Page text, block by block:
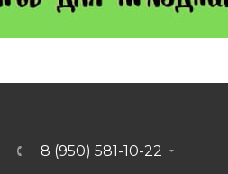
8 (950) 581-10-22